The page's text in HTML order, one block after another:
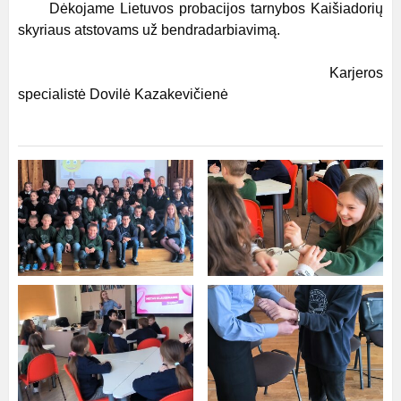
Dėkojame Lietuvos probacijos tarnybos Kaišiadorių
skyriaus atstovams už bendradarbiavimą.
Karjeros
specialistė Dovilė Kazakevičienė